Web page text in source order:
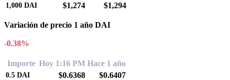
1,000 DAI $1,274 $1,294
Variación de precio 1 año DAI
-0.38%
Importe Hoy 1:16 PM Hace 1 año
0.5 DAI $0.6368 $0.6407